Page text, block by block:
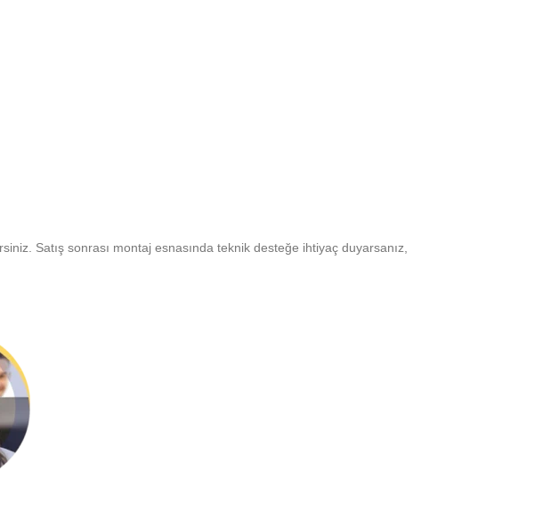
Satış sonrası montaj esnasında teknik desteğe ihtiyaç duyarsanız,